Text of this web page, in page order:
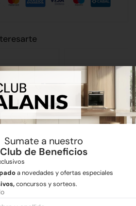
Impacto 30cm Flexible 1/2 x 50
Sumate a nuestro
Club de Beneficios
a novedades y ofertas especiales
concursos y sorteos.